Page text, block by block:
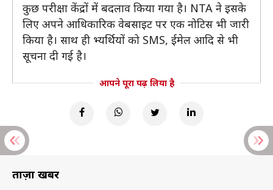
कुछ परीक्षा केंद्रों में बदलाव किया गया है। NTA ने इसके
लिए अपने आधिकारिक वेबसाइट पर एक नोटिस भी जारी
किया है। साथ ही भ्यर्थियों को SMS, ईमेल आदि से भी
सूचना दी गई है।
आपने पूरा पढ़ लिया है
ताज़ा खबरें